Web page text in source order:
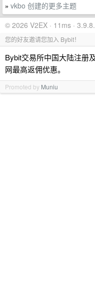
» vkbo 创建的更多主题
© 2026 V2EX · 11ms ·
您的好友邀请您加入 Bybit！
Bybit交易所中国大陆注册
网最高返佣优惠。
Promoted by Muniu